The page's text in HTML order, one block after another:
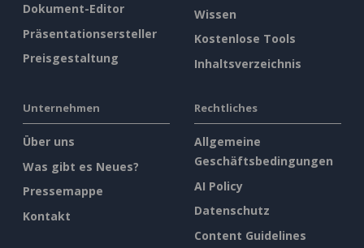
Dokument-Editor
Präsentationsersteller
Preisgestaltung
Wissen
Kostenlose Tools
Inhaltsverzeichnis
Unternehmen
Über uns
Was gibt es Neues?
Pressemappe
Kontakt
Rechtliches
Allgemeine
Geschäftsbedingungen
AI Policy
Datenschutz
Content Guidelines